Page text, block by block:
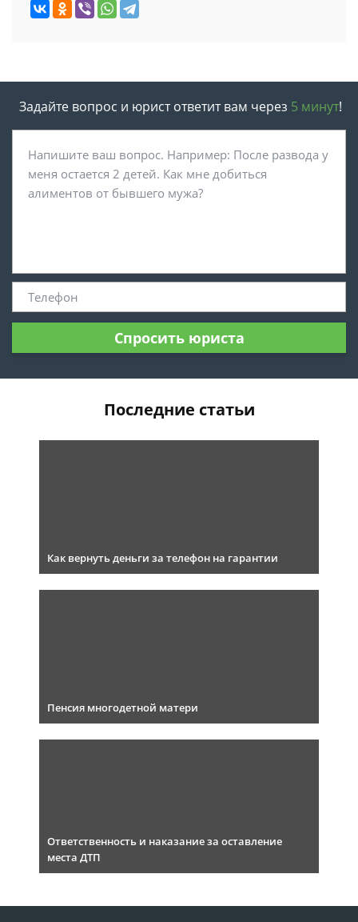
Задайте вопрос и юрист ответит вам через 5 минут!
Спросить юриста
Последние статьи
Как вернуть деньги за телефон на гарантии
Пенсия многодетной матери
Ответственность и наказание за оставление
места ДТП